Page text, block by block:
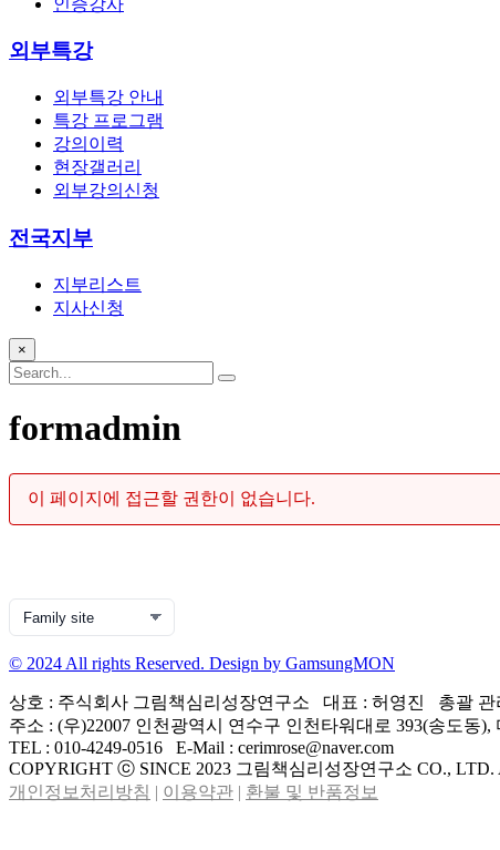
외부특강
외부특강 안내
특강 프로그램
강의이력
현장갤러리
외부강의신청
전국지부
지부리스트
지사신청
×
formadmin
이 페이지에 접근할 권한이 없습니다.
© 2024 All rights Reserved. Design by GamsungMON
상호 : 주식회사 그림책심리성장연구소 대표 : 허영진 총괄 관
주소 : (우)22007 인천광역시 연수구 인천타워대로 393(송도동
TEL : 010-4249-0516 E-Mail : cerimrose@naver.com
COPYRIGHT ⓒ SINCE 2023 그림책심리성장연구소 CO., LTD.
개인정보처리방침 | 이용약관 | 환불 및 반품정보